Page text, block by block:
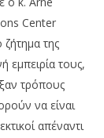
Center
της
εμπειρία τους,
τρόπους
να είναι
απέναντι